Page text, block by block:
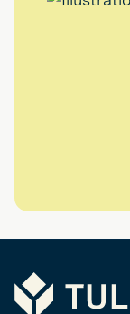
Tulip